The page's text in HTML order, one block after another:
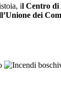
il Centro di
dei